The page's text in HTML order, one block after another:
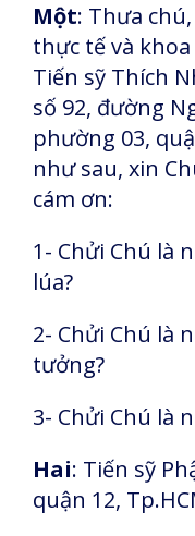
Một: Thưa
thực tế và
Tiến sỹ Thích
số 92, đường
phường 03,
như sau, xin
cám ơn:
1- Chửi Chú là
lúa?
2- Chửi Chú là
tưởng?
3- Chửi Chú là
Hai: Tiến sỹ
quận 12,